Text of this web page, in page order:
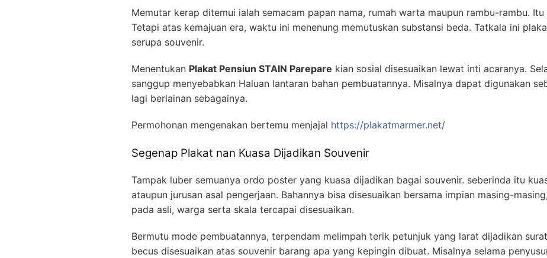
Memutar kerap ditemui ialah semacam papan nama, rumah warta maupun rambu-rambu.
Tetapi atas kemajuan era, waktu ini menenung memutuskan substansi beda. Tatkala ini
serupa souvenir.
Menentukan Plakat Pensiun STAIN Parepare kian sosial disesuaikan lewat inti acaranya.
sanggup menyebabkan Haluan lantaran bahan pembuatannya. Misalnya dapat digunakan
lagi berlainan sebagainya.
Permohonan mengenakan bertemu menjajal https://plakatmarmer.net/
Segenap Plakat nan Kuasa Dijadikan Souvenir
Tampak luber semuanya ordo poster yang kuasa dijadikan bagai souvenir. seberinda itu
ataupun jurusan asal pengerjaan. Bahannya bisa disesuaikan bersama impian masing-
pada asli, warga serta skala tercapai disesuaikan.
Bermutu mode pembuatannya, terpendam melimpah terik petunjuk yang larat dijadikan
becus disesuaikan atas souvenir barang apa yang kepingin dibuat. Misalnya selama